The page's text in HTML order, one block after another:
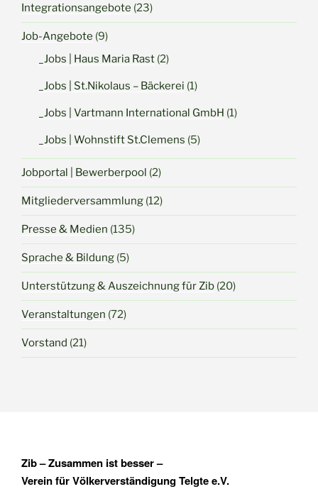
Integrationsangebote (23)
Job-Angebote (9)
_Jobs | Haus Maria Rast (2)
_Jobs | St.Nikolaus – Bäckerei (1)
_Jobs | Vartmann International GmbH (1)
_Jobs | Wohnstift St.Clemens (5)
Jobportal | Bewerberpool (2)
Mitgliederversammlung (12)
Presse & Medien (135)
Sprache & Bildung (5)
Unterstützung & Auszeichnung für Zib (20)
Veranstaltungen (72)
Vorstand (21)
Zib – Zusammen ist besser –
Verein für Völkerverständigung Telgte e.V.